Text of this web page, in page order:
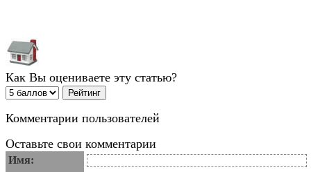
Как Вы оцениваете эту статью?
Комментарии пользователей
Оставьте свои комментарии
Имя: